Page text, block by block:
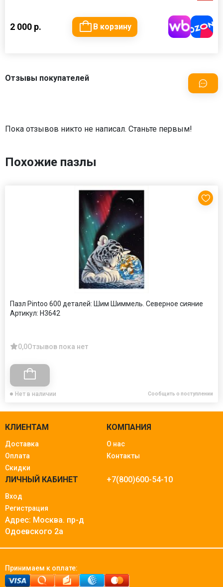
2 000 р. В корзину
Отзывы покупателей
Пока отзывов никто не написал. Станьте первым!
Похожие пазлы
Пазл Pintoo 600 деталей: Шим Шиммель. Северное сияние
Артикул: Н3642
0,0Отзывов пока нет
Нет в наличии Сообщить о поступлении
КЛИЕНТАМ
Доставка
Оплата
Скидки
КОМПАНИЯ
О нас
Контакты
ЛИЧНЫЙ КАБИНЕТ
Вход
Регистрация
+7(800)600-54-10
Адрес: Москва. пр-д
Одоевского 2а
Принимаем к оплате: